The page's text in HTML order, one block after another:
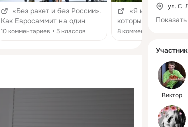
«Без ракет и без России».
Как Евросаммит на один
день сделал Молдову
10 комментариев 5 классов
«Я из тех
которые верят, что
может стать Англией
Германией».
для особых детей
8 комментариев
уважаем
ул. С.
Виктор